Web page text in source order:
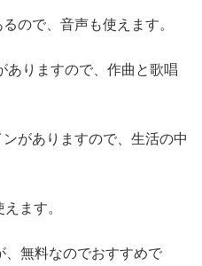
ので、音声も使えます。
ありますので、作曲と歌唱
がありますので、生活の中
ます。
、無料なのでおすすめで